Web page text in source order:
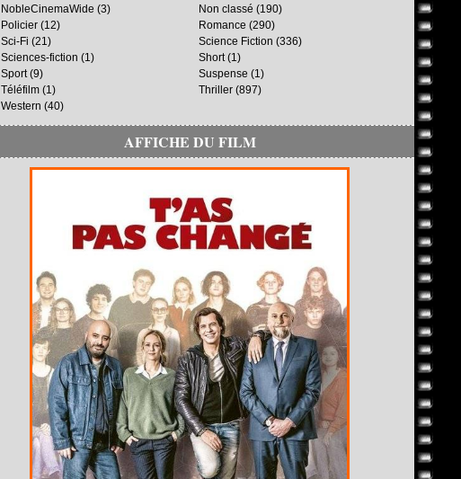
NobleCinemaWide (3) Non classé (190)
Policier (12) Romance (290)
Sci-Fi (21) Science Fiction (336)
Sciences-fiction (1) Short(1)
Sport(9) Suspense (1)
Téléfilm (1) Thriller (897)
Western (40)
AFFICHE DU FILM